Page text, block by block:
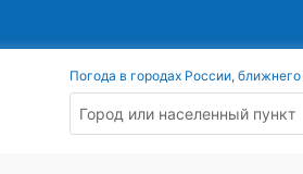
Погода в городах России,